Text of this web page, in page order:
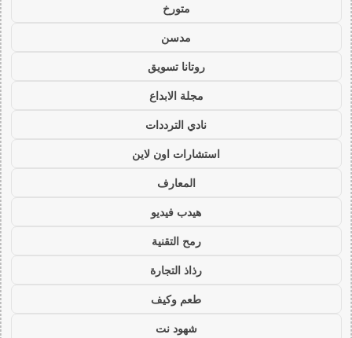
متورخ
مدسن
روتانا تسويق
مجلة الابداع
نادي الترددات
استشارات اون لاين
المعارف
هيدب فيديو
رمح التقنية
رذاذ التجارة
طعم وكيف
شهود نت